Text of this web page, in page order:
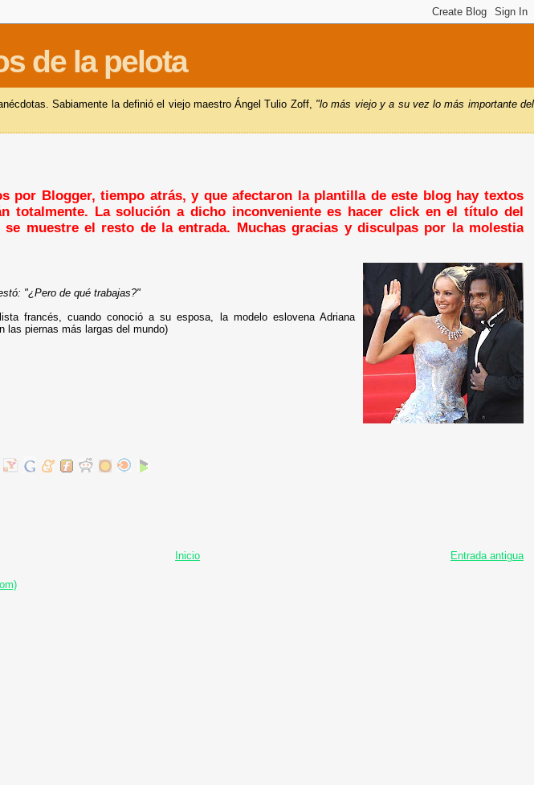
de la pelota
Sabiamente la definió el viejo maestro Ángel Tulio Zoff, "lo más viejo y a su vez lo más importante del
por Blogger, tiempo atrás, y que afectaron la plantilla de este blog hay textos
totalmente. La solución a dicho inconveniente es hacer click en el título del
muestre el resto de la entrada. Muchas gracias y disculpas por la molestia
"¿Pero de qué trabajas?"
francés, cuando conoció a su esposa, la modelo eslovena Adriana
las piernas más largas del mundo)
Entrada antigua
Inicio